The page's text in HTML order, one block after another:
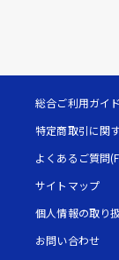
総合ご利用ガイド
特定商取引に関
よくあるご質問
サイトマップ
個人情報の取り
お問い合わせ